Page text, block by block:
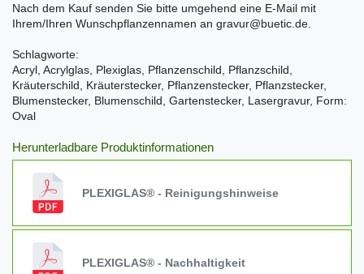
Nach dem Kauf senden Sie bitte umgehend eine E-Mail mit
Ihrem/Ihren Wunschpflanzennamen an gravur@buetic.de.
Schlagworte:
Acryl, Acrylglas, Plexiglas, Pflanzenschild, Pflanzschild,
Kräuterschild, Kräuterstecker, Pflanzenstecker, Pflanzstecker,
Blumenstecker, Blumenschild, Gartenstecker, Lasergravur, Form:
Oval
Herunterladbare Produktinformationen
PLEXIGLAS® - Reinigungshinweise
PLEXIGLAS® - Nachhaltigkeit